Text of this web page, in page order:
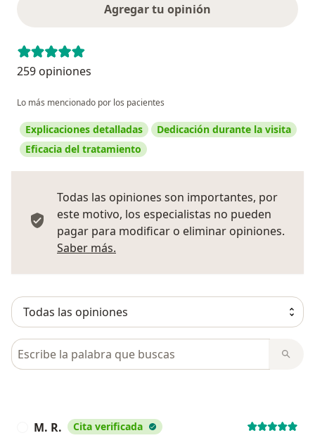
Agregar tu opinión
259 opiniones
Lo más mencionado por los pacientes
Explicaciones detalladas
Dedicación durante la visita
Eficacia del tratamiento
Todas las opiniones son importantes, por
este motivo, los especialistas no pueden
pagar para modificar o eliminar opiniones.
Saber más.
Busca en opiniones
M. R. Cita verificada